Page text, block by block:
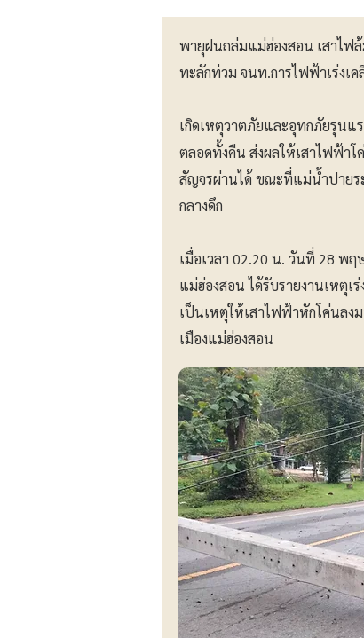
พายุฝนถล่มแม่ฮ่องสอน เสาไฟ
ทะลักท่วม จนท.การไฟฟ้าเร่งเ
เกิดเหตุวาตภัยและอุทกภัยรุนแ
ตลอดทั้งคืน ส่งผลให้เสาไฟฟ้า
สัญจรผ่านได้ ขณะที่แม่น้ำปายร
กลางดึก
เมื่อเวลา 02.20 น. วันที่ 28 พ
แม่ฮ่องสอน ได้รับรายงานเหตุ
เป็นเหตุให้เสาไฟฟ้าหักโค่นลง
เมืองแม่ฮ่องสอน